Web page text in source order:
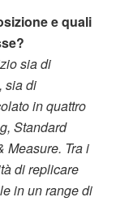
e quali
sia di
sia di
in quattro
Standard
Measure. Tra i
di replicare
in un range di